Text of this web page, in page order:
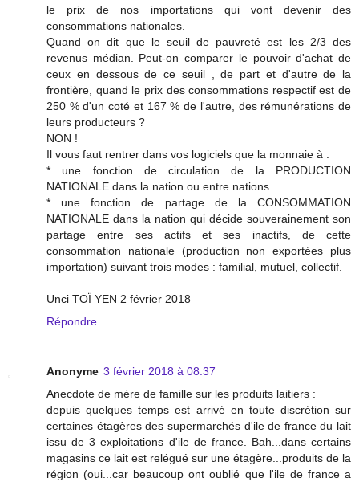
le prix de nos importations qui vont devenir des
consommations nationales.
Quand on dit que le seuil de pauvreté est les 2/3 des
revenus médian. Peut-on comparer le pouvoir d'achat de
ceux en dessous de ce seuil , de part et d'autre de la
frontière, quand le prix des consommations respectif est de
250 % d'un coté et 167 % de l'autre, des rémunérations de
leurs producteurs ?
NON !
Il vous faut rentrer dans vos logiciels que la monnaie à :
* une fonction de circulation de la PRODUCTION
NATIONALE dans la nation ou entre nations
* une fonction de partage de la CONSOMMATION
NATIONALE dans la nation qui décide souverainement son
partage entre ses actifs et ses inactifs, de cette
consommation nationale (production non exportées plus
importation) suivant trois modes : familial, mutuel, collectif.
Unci TOÏ YEN 2 février 2018
Répondre
Anonyme 3 février 2018 à 08:37
Anecdote de mère de famille sur les produits laitiers :
depuis quelques temps est arrivé en toute discrétion sur
certaines étagères des supermarchés d'ile de france du lait
issu de 3 exploitations d'ile de france. Bah...dans certains
magasins ce lait est relégué sur une étagère...produits de la
région (oui...car beaucoup ont oublié que l'ile de france a